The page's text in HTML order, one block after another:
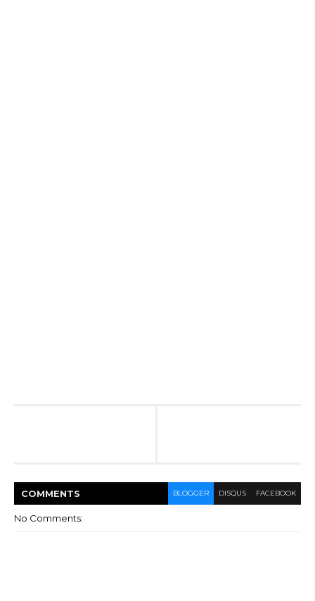
COMMENTS BLOGGER DISQUS FACEBOOK
No Comments: